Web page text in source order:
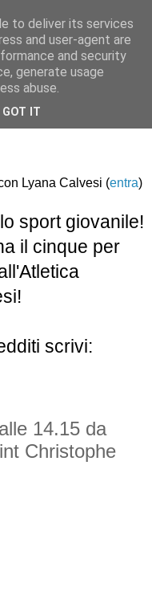
Lyana Calvesi (entra)
sport giovanile!
il cinque per
scrivi:
14.15 da
Christophe
to deliver its services
and user-agent are
and security
generate usage
abuse.
GOT IT